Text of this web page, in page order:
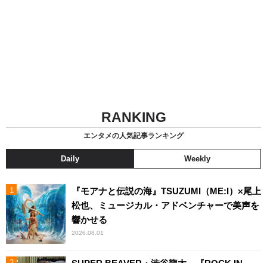
RANKING
エンタメの人気記事ランキング
Daily Weekly
『モアナと伝説の海』TSUZUMI（ME:I）×尾上
松也、ミュージカル・アドベンチャーで美声を
響かせる
2026.08.01